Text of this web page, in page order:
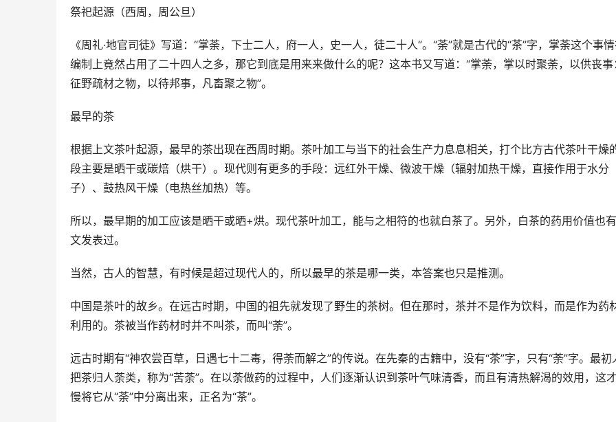
祭祀起源（西周，周公旦）
《周礼·地官司徒》写道：“掌荼，下士二人，府一人，史一人，徒二十人”。“荼”就是古代的“茶”字，掌荼这个事
编制上竟然占用了二十四人之多，那它到底是用来来做什么的呢？这本书又写道：“掌荼，掌以时聚荼，以供丧事
征野疏材之物，以待邦事，凡畜聚之物”。
最早的茶
根据上文茶叶起源，最早的茶出现在西周时期。茶叶加工与当下的社会生产力息息相关，打个比方古代茶叶干燥
段主要是晒干或碳焙（烘干）。现代则有更多的手段：远红外干燥、微波干燥（辐射加热干燥，直接作用于水分
子）、鼓热风干燥（电热丝加热）等。
所以，最早期的加工应该是晒干或晒+烘。现代茶叶加工，能与之相符的也就白茶了。另外，白茶的药用价值也
文发表过。
当然，古人的智慧，有时候是超过现代人的，所以最早的茶是哪一类，本答案也只是推测。
中国是茶叶的故乡。在远古时期，中国的祖先就发现了野生的茶树。但在那时，茶并不是作为饮料，而是作为药
利用的。茶被当作药材时并不叫茶，而叫“荼”。
远古时期有“神农尝百草，日遇七十二毒，得荼而解之”的传说。在先秦的古籍中，没有“茶”字，只有“荼”字。最初
把茶归人荼类，称为“苦荼”。在以荼做药的过程中，人们逐渐认识到茶叶气味清香，而且有清热解渴的效用，这
慢将它从“荼”中分离出来，正名为“茶”。